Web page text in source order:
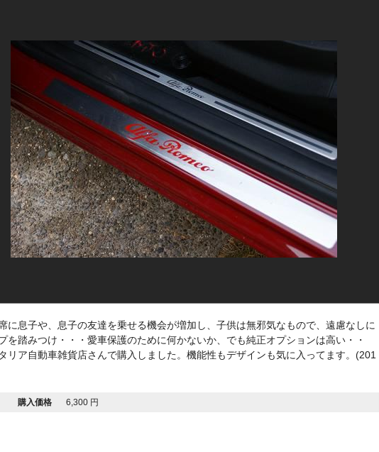
に息子や、息子の友達を乗せる機会が増加し、子供は無邪気なもので、遠慮なしに
を踏みつけ・・・愛車保護のために何かないか、でも純正オプションは高い・・
リア自動車雑貨店さんで購入しました。機能性もデザインも気に入ってます。(201
購入価格 6,300 円